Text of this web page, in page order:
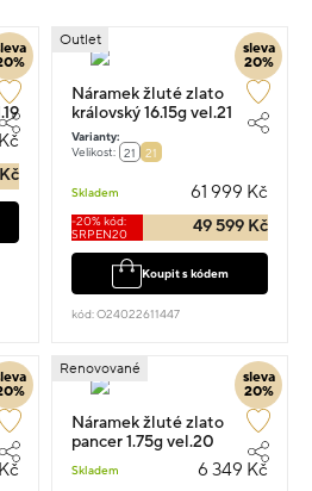
sleva
20%
Outlet
Náramek žluté zlato
královský 16.15g vel.21
Varianty:
Velikost:
21 21
Skladem 61 999 Kč
-20% kód:
SRPEN20
49 599 Kč
Koupit s kódem
kód: O24022611447
sleva
20%
Renovované
Náramek žluté zlato
pancer 1.75g vel.20
Skladem 6 349 Kč